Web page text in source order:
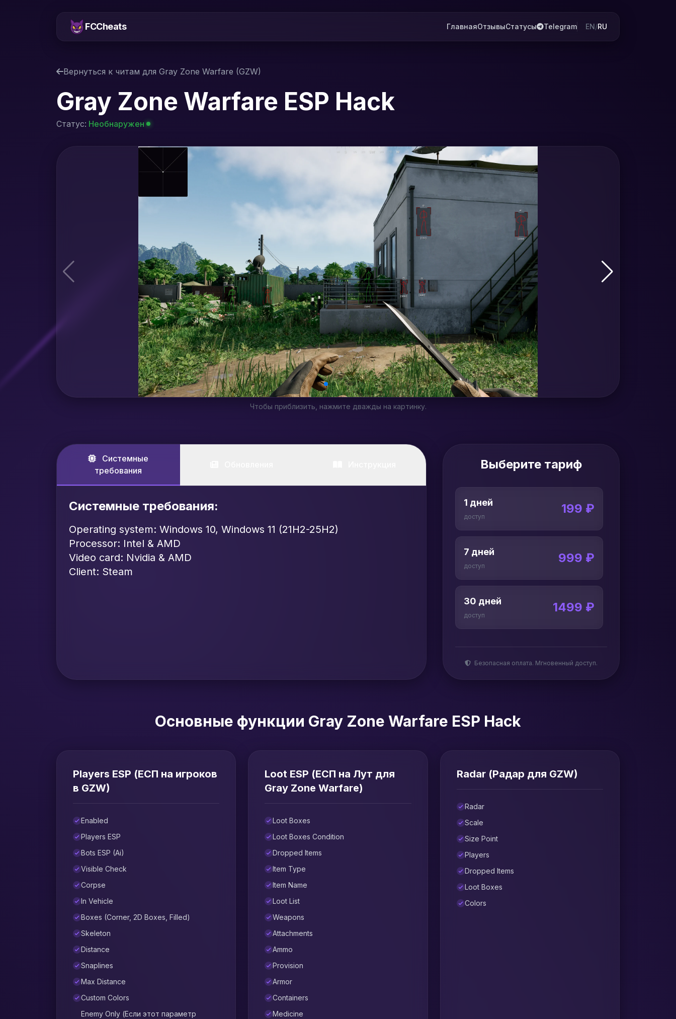
FCCheats ГлавнаяОтзывыСтатусы Telegram EN/RU
Вернуться к читам для Gray Zone Warfare (GZW)
Gray Zone Warfare ESP Hack
Статус: Необнаружен
Чтобы приблизить, нажмите дважды на картинку.
требования
Системные требования:
Operating system: Windows 10, Windows 11 (21H2-25H2)
Processor: Intel & AMD
Video card: Nvidia & AMD
Client: Steam
Выберите тариф
1 дней
доступ
199 ₽
7 дней
доступ
999 ₽
30 дней
доступ
1499 ₽
Безопасная оплата. Мгновенный доступ.
Основные функции Gray Zone Warfare ESP Hack
Players ESP (ЕСП на игроков
в GZW)
Enabled
Players ESP
Bots ESP (Ai)
Visible Check
Corpse
In Vehicle
Boxes (Corner, 2D Boxes, Filled)
Skeleton
Distance
Snaplines
Max Distance
Custom Colors
Enemy Only (Если этот параметр
Loot ESP (ЕСП на Лут для
Gray Zone Warfare)
Loot Boxes
Loot Boxes Condition
Dropped Items
Item Type
Item Name
Loot List
Weapons
Attachments
Ammo
Provision
Armor
Containers
Medicine
Radar (Радар для GZW)
Radar
Scale
Size Point
Players
Dropped Items
Loot Boxes
Colors